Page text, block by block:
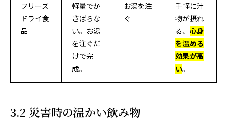
フリーズ
ドライ食
品
軽量でか
さばらな
い。お湯
を注ぐだ
けで完
成。
お湯を注
ぐ
手軽に汁
物が摂れ
る、 心身
を温める
効果が高
い。
3.2 災害時の温かい飲み物